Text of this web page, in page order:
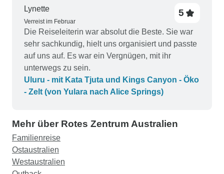
Lynette
Verreist im Februar
5
Die Reiseleiterin war absolut die Beste. Sie war
sehr sachkundig, hielt uns organisiert und passte
auf uns auf. Es war ein Vergnügen, mit ihr
unterwegs zu sein.
Uluru - mit Kata Tjuta und Kings Canyon - Öko
- Zelt (von Yulara nach Alice Springs)
Mehr über Rotes Zentrum Australien
Familienreise
Ostaustralien
Westaustralien